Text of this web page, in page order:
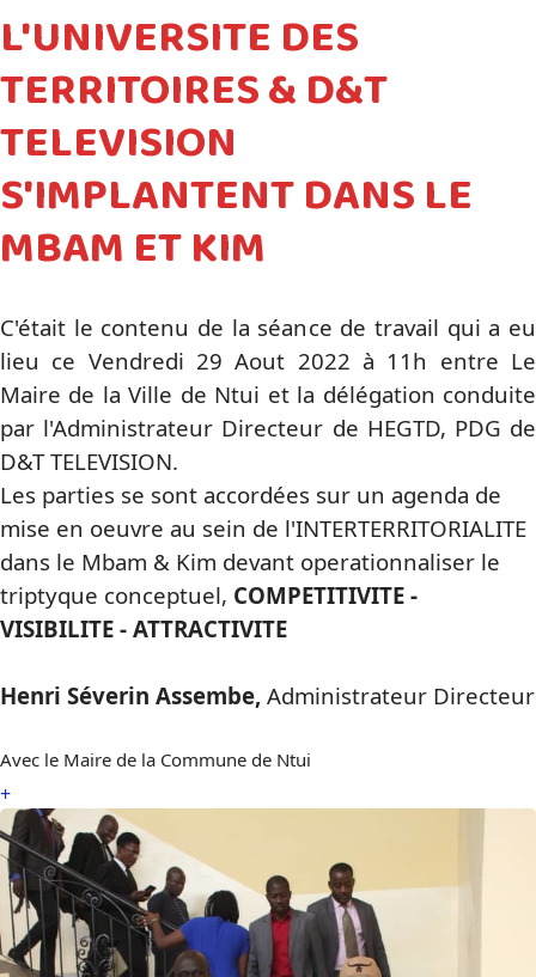
L'UNIVERSITE DES
TERRITOIRES & D&T
TELEVISION
S'IMPLANTENT DANS LE
MBAM ET KIM
C'était le contenu de la séance de travail qui a eu
lieu ce Vendredi 29 Aout 2022 à 11h entre Le
Maire de la Ville de Ntui et la délégation conduite
par l'Administrateur Directeur de HEGTD, PDG de
D&T TELEVISION.
Les parties se sont accordées sur un agenda de
mise en oeuvre au sein de l'INTERTERRITORIALITE
dans le Mbam & Kim devant operationnaliser le
triptyque conceptuel, COMPETITIVITE -
VISIBILITE - ATTRACTIVITE
Henri Séverin Assembe, Administrateur Directeur
Avec le Maire de la Commune de Ntui
+